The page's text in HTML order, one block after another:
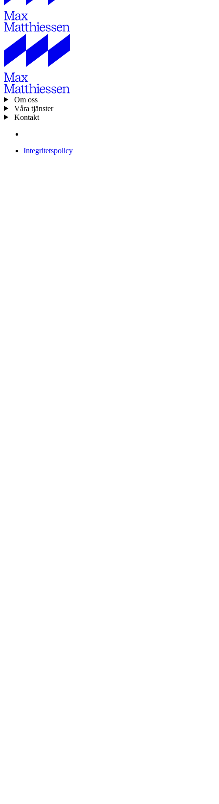
Om oss
Våra tjänster
Kontakt
Integritetspolicy